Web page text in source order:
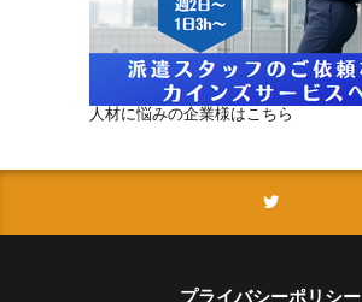
人材に悩みの企業様はこちら
プライバシーポリシー